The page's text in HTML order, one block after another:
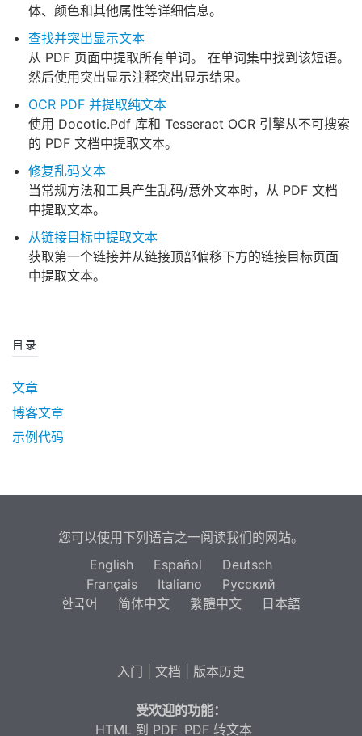
体、颜色和其他属性等详细信息。
查找并突出显示文本
从 PDF 页面中提取所有单词。 在单词集中找到该短语。
然后使用突出显示注释突出显示结果。
OCR PDF 并提取纯文本
使用 Docotic.Pdf 库和 Tesseract OCR 引擎从不可搜索
的 PDF 文档中提取文本。
修复乱码文本
当常规方法和工具产生乱码/意外文本时，从 PDF 文档
中提取文本。
从链接目标中提取文本
获取第一个链接并从链接顶部偏移下方的链接目标页面
中提取文本。
目录
文章
博客文章
示例代码
您可以使用下列语言之一阅读我们的网站。
English
Español
Deutsch
Français
Italiano
Русский
한국어
简体中文 繁體中文 日本語
入门 文档 版本历史
受欢迎的功能：
HTML 到 PDF PDF 转文本